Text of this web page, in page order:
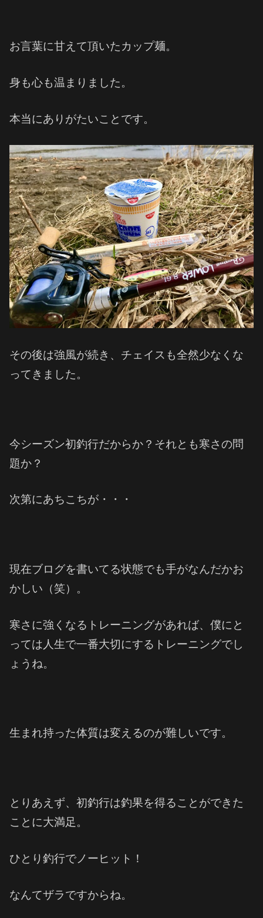
お言葉に甘えて頂いたカップ麺。
身も心も温まりました。
本当にありがたいことです。
その後は強風が続き、チェイスも全然少なくな
ってきました。
今シーズン初釣行だからか？それとも寒さの問
題か？
次第にあちこちが・・・
現在ブログを書いてる状態でも手がなんだかお
かしい（笑）。
寒さに強くなるトレーニングがあれば、僕にと
っては人生で一番大切にするトレーニングでし
ょうね。
生まれ持った体質は変えるのが難しいです。
とりあえず、初釣行は釣果を得ることができた
ことに大満足。
ひとり釣行でノーヒット！
なんてザラですからね。